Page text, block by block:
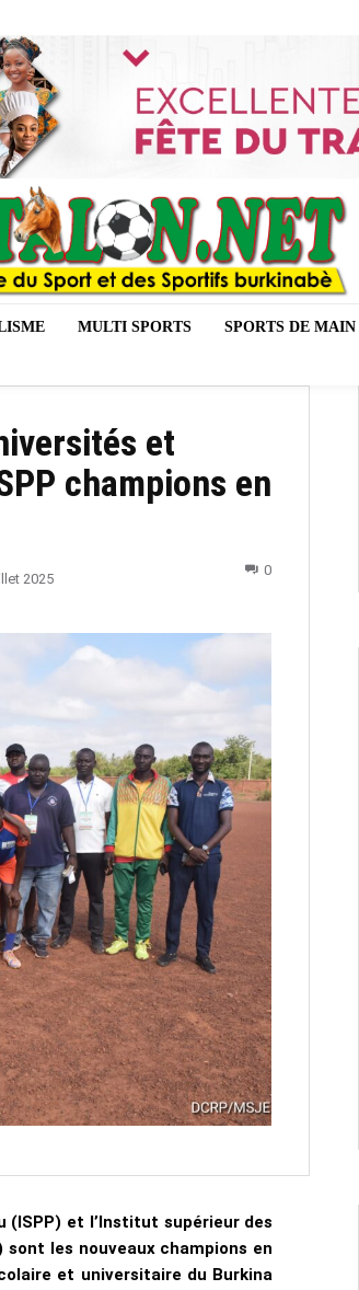
MULTI SPORTS SPORTS DE MAIN
et
champions en
2025
0
(ISPP) et l’Institut supérieur des
les nouveaux champions en
et universitaire du Burkina